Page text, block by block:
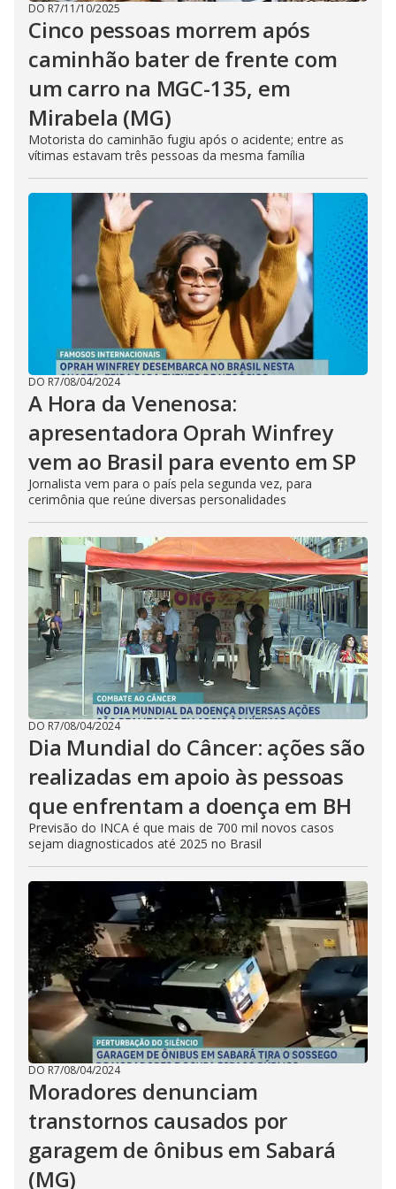
DO R7/11/10/2025
Cinco pessoas morrem após
caminhão bater de frente com
um carro na MGC-135, em
Mirabela (MG)
Motorista do caminhão fugiu após o acidente; entre as
vítimas estavam três pessoas da mesma família
DO R7/08/04/2024
A Hora da Venenosa:
apresentadora Oprah Winfrey
vem ao Brasil para evento em SP
Jornalista vem para o país pela segunda vez, para
cerimônia que reúne diversas personalidades
DO R7/08/04/2024
Dia Mundial do Câncer: ações são
realizadas em apoio às pessoas
que enfrentam a doença em BH
Previsão do INCA é que mais de 700 mil novos casos
sejam diagnosticados até 2025 no Brasil
DO R7/08/04/2024
Moradores denunciam
transtornos causados por
garagem de ônibus em Sabará
(MG)